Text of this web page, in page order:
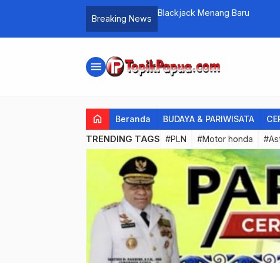
Breaking News
Prostitusi Online Telan
menu
home Beranda BUDAYA & PARIWISATA
TRENDING TAGS #PLN #Motor honda